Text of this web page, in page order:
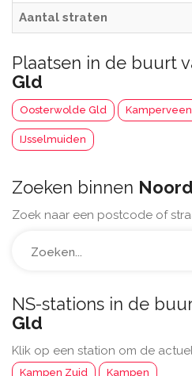
Aantal straten
Plaatsen in de buurt
Gld
Oosterwolde Gld Kamperveen
IJsselmuiden
Zoeken binnen
Zoek naar een postcode of
NS-stations in de
Gld
Klik op een station om de
Kampen Zuid Kampen